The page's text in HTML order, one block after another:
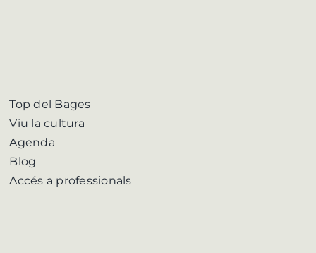
Top del Bages
Viu la cultura
Agenda
Blog
Accés a professionals